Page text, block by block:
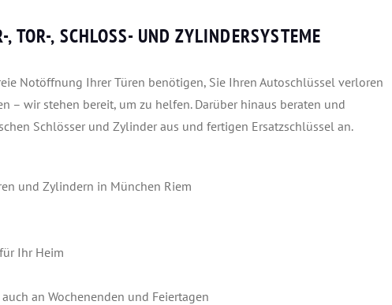
TOR-, SCHLOSS- UND ZYLINDERSYSTEME
Notöffnung Ihrer Türen benötigen, Sie Ihren Autoschlüssel verloren
– wir stehen bereit, um zu helfen. Darüber hinaus beraten und
Schlösser und Zylinder aus und fertigen Ersatzschlüssel an.
und Zylindern in München Riem
Ihr Heim
an Wochenenden und Feiertagen